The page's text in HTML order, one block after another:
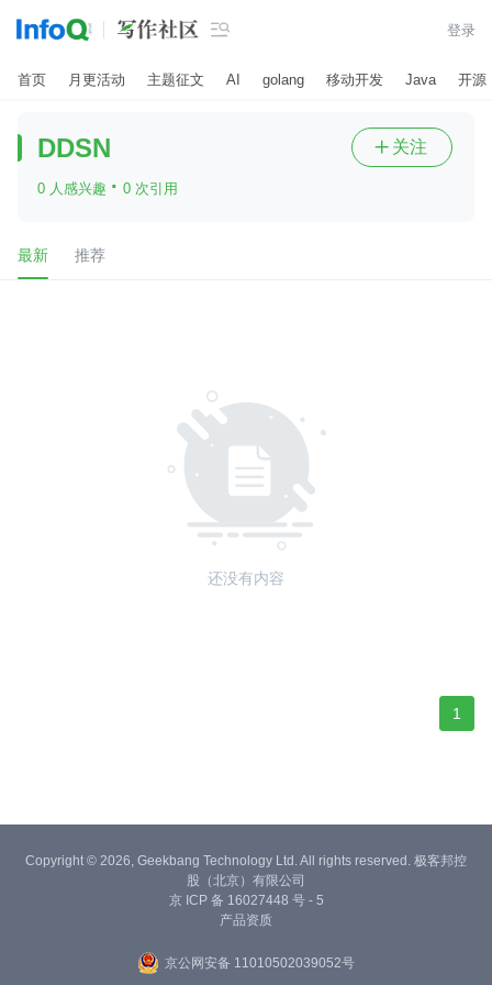
 登录
首页 月更活动 主题征文 AI golang 移动开发 Java 开源
DDSN
0 人感兴趣 · 0 次引用
 关注
最新 推荐
还没有内容
1
Copyright © 2026, Geekbang Technology Ltd. All rights reserved. 极客邦控
股（北京）有限公司
京 ICP 备 16027448 号 - 5
产品资质
京公网安备 11010502039052号